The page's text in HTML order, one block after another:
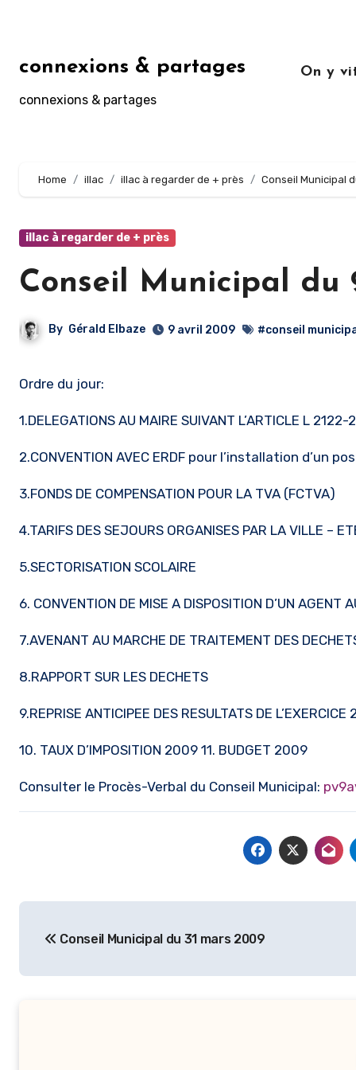
principal
connexions & partages
connexions & partages
On y
Home illac illac à regarder de + près Conseil Municipal
illac à regarder de + près
Conseil Municipal du
By Gérald Elbaze 9 avril 2009 #conseil
Ordre du jour:
1.DELEGATIONS AU MAIRE SUIVANT L’ARTICLE L 2122-
2.CONVENTION AVEC ERDF pour l’installation d’un
3.FONDS DE COMPENSATION POUR LA TVA (FCTVA)
4.TARIFS DES SEJOURS ORGANISES PAR LA VILLE –
5.SECTORISATION SCOLAIRE
6. CONVENTION DE MISE A DISPOSITION D’UN AGENT
7.AVENANT AU MARCHE DE TRAITEMENT DES
8.RAPPORT SUR LES DECHETS
9.REPRISE ANTICIPEE DES RESULTATS DE L’EXERCICE
10. TAUX D’IMPOSITION 2009 11. BUDGET 2009
Consulter le Procès-Verbal du Conseil Municipal:
de
l’article
Conseil Municipal du 31 mars 2009